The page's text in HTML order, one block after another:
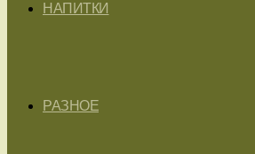
НАПИТКИ
РАЗНОЕ